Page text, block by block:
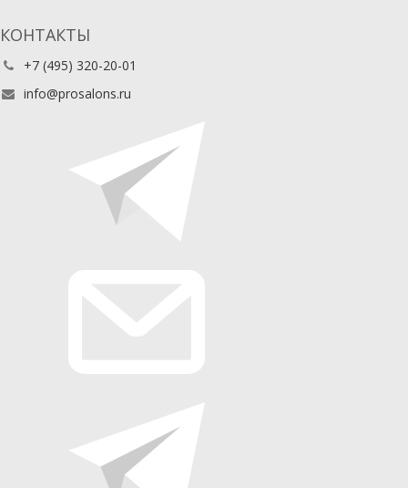
КОНТАКТЫ
+7 (495) 320-20-01
info@prosalons.ru